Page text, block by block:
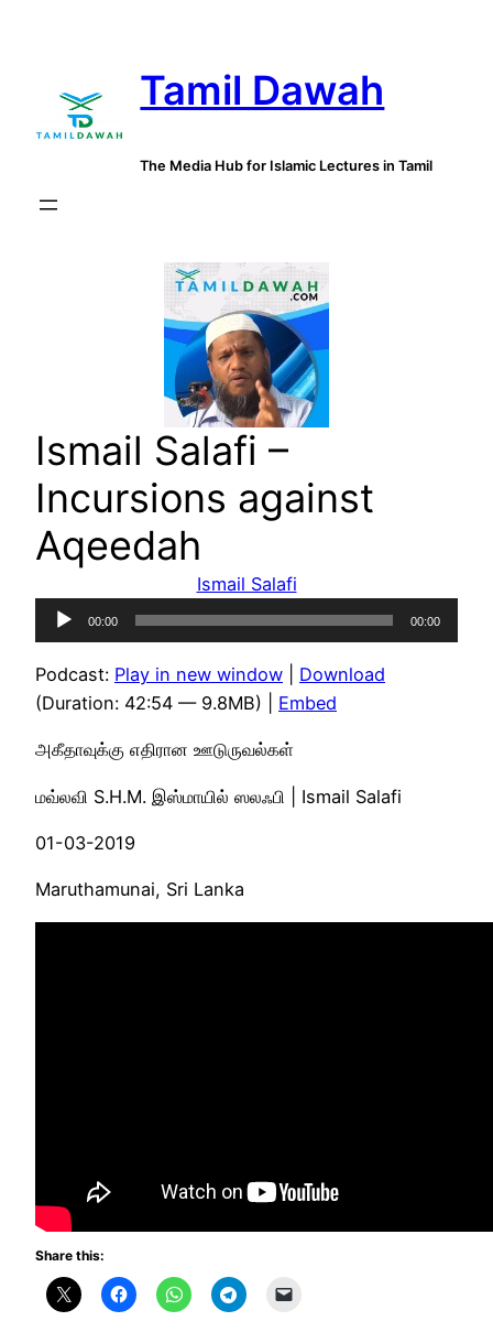
Tamil Dawah
The Media Hub for Islamic Lectures in Tamil
Ismail Salafi –
Incursions against
Aqeedah
Ismail Salafi
Audio
Player
00:00 00:00
Podcast: Play in new window
Download
(Duration: 42:54 — 9.8MB) | Embed
அகீதாவுக்கு எதிரான ஊடுருவல்கள்
மவ்லவி S.H.M. இஸ்மாயில் ஸலஃபி | Ismail Salafi
01-03-2019
Maruthamunai, Sri Lanka
Share this: